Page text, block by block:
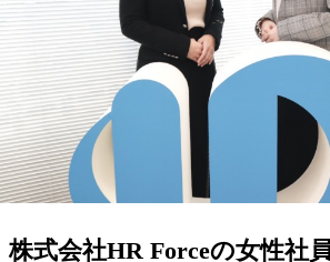
株式会社HR Forceの女性社